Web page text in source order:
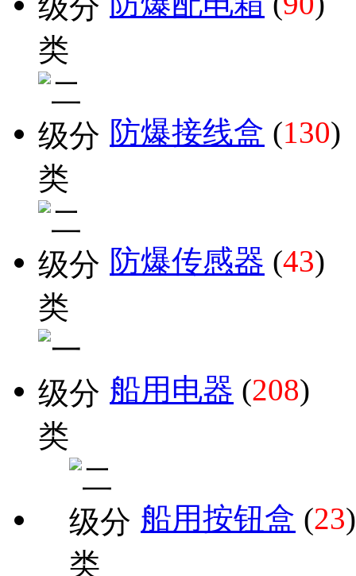
防爆接线盒 (130)
防爆传感器 (43)
船用电器 (208)
船用按钮盒 (23)